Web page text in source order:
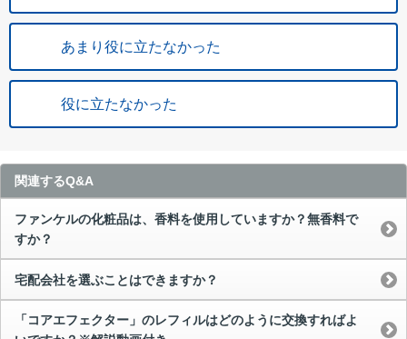
あまり役に立たなかった
役に立たなかった
関連するQ&A
ファンケルの化粧品は、香料を使用していますか？無香料で
すか？
宅配会社を選ぶことはできますか？
「コアエフェクター」のレフィルはどのように交換すればよ